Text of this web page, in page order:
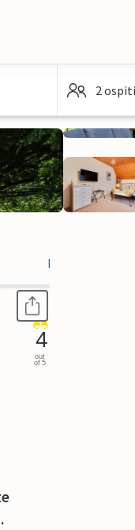
2 ospiti
Recensioni
4
out
of 5